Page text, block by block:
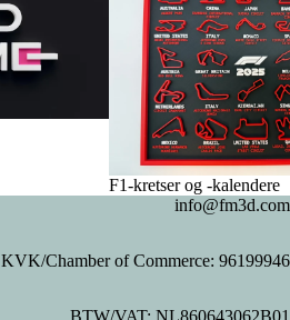
F1-kretser og -kalendere
info@fm3d.com
KVK/Chamber of Commerce: 96199946
BTW/VAT: NL860643062B01